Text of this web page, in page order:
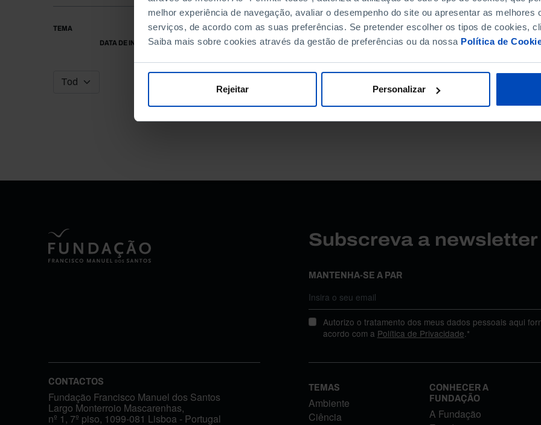
melhor experiência de navegação, avaliar o desempenho do site ou apresentar as melhores
serviços, de acordo com as suas preferências. Se pretender escolher os tipos de cookies,
Saiba mais sobre cookies através da gestão de preferências ou da nossa Política de
Rejeitar Personalizar
TEMA
DATA DE INÍCIO
DATA DE FIM
Subscreva a
MANTENHA-SE A PAR
Autorizo o tratamento dos meus dados pessoais aqui
acordo com a Política de Privacidade.*
CONTACTOS
Fundação Francisco Manuel dos Santos
Largo Monterroio Mascarenhas,
nº 1, 7º piso, 1099-081 Lisboa - Portugal
TEMAS
Ambiente
Ciência
CONHECER A
FUNDAÇÃO
A Fundação